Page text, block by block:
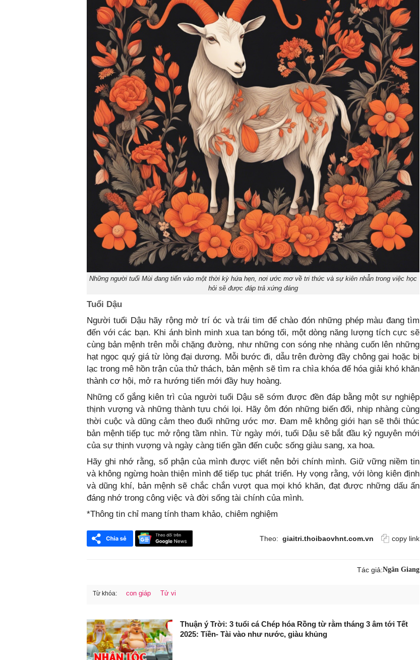
Những người tuổi Mùi đang tiến vào một thời kỳ hứa hẹn, nơi ước mơ về tri thức và sự kiên nhẫn trong việc học
hỏi sẽ được đáp trả xứng đáng
Tuổi Dậu
Người tuổi Dậu hãy rộng mở trí óc và trái tim để chào đón những phép màu đang tìm
đến với các bạn. Khi ánh bình minh xua tan bóng tối, một dòng năng lượng tích cực sẽ
cùng bản mệnh trên mỗi chặng đường, như những con sóng nhẹ nhàng cuốn lên những
hạt ngọc quý giá từ lòng đại dương. Mỗi bước đi, dẫu trên đường đầy chông gai hoặc bị
lạc trong mê hồn trận của thử thách, bản mệnh sẽ tìm ra chìa khóa để hóa giải khó khăn
thành cơ hội, mở ra hướng tiến mới đầy huy hoàng.
Những cố gắng kiên trì của người tuổi Dậu sẽ sớm được đền đáp bằng một sự nghiệp
thịnh vượng và những thành tựu chói lọi. Hãy ôm đón những biến đổi, nhịp nhàng cùng
thời cuộc và dũng cảm theo đuổi những ước mơ. Đam mê không giới hạn sẽ thôi thúc
bản mệnh tiếp tục mở rộng tầm nhìn. Từ ngày mới, tuổi Dậu sẽ bắt đầu kỷ nguyên mới
của sự thịnh vượng và ngày càng tiến gần đến cuộc sống giàu sang, xa hoa.
Hãy ghi nhớ rằng, số phận của mình được viết nên bởi chính mình. Giữ vững niềm tin
và không ngừng hoàn thiện mình để tiếp tục phát triển. Hy vọng rằng, với lòng kiên định
và dũng khí, bản mệnh sẽ chắc chắn vượt qua mọi khó khăn, đạt được những dấu ấn
đáng nhớ trong công việc và đời sống tài chính của mình.
*Thông tin chỉ mang tính tham khảo, chiêm nghiệm
Theo: giaitri.thoibaovhnt.com.vn copy link
Tác giả:Ngân Giang
Từ khóa: con giáp Tử vi
Thuận ý Trời: 3 tuổi cá Chép hóa Rồng từ rằm tháng 3 âm tới Tết
2025: Tiền- Tài vào như nước, giàu khủng